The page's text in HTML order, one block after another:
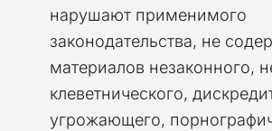
нарушают применимого
законодательства, не
материалов незаконного,
клеветнического,
угрожающего,